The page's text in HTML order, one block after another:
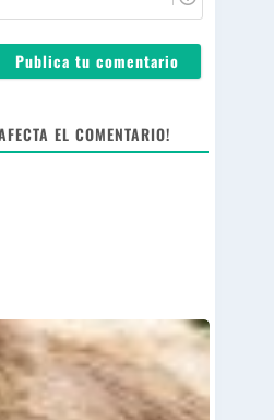
ie
EL COMENTARIO!